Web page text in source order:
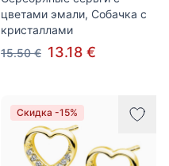
цветами эмали, Собачка с
кристаллами
15.50 € 13.18 €
Скидка -15%